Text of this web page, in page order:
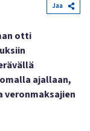
Jaa
otti
ajallaan,
veronmaksajien